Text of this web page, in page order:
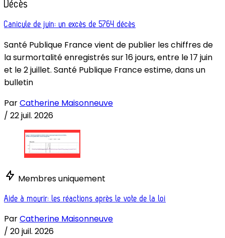
Décès
Canicule de juin: un excès de 5764 décès
Santé Publique France vient de publier les chiffres de
la surmortalité enregistrés sur 16 jours, entre le 17 juin
et le 2 juillet. Santé Publique France estime, dans un
bulletin
ParCatherine Maisonneuve
/ 22 juil. 2026
Membres uniquement
Aide à mourir: les réactions après le vote de la loi
ParCatherine Maisonneuve
/ 20 juil. 2026